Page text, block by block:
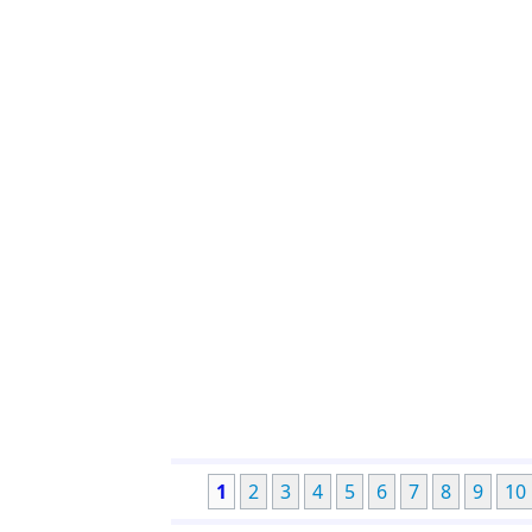
1 2 3 4 5 6 7 8 9 10